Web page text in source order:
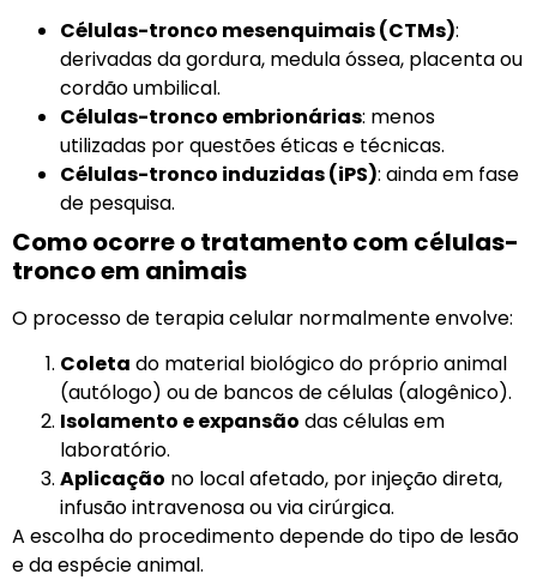
Células-tronco mesenquimais (CTMs):
derivadas da gordura, medula óssea, placenta ou
cordão umbilical.
Células-tronco embrionárias: menos
utilizadas por questões éticas e técnicas.
Células-tronco induzidas (iPS): ainda em fase
de pesquisa.
Como ocorre o tratamento com células-
tronco em animais
O processo de terapia celular normalmente envolve:
Coleta do material biológico do próprio animal
(autólogo) ou de bancos de células (alogênico).
Isolamento e expansão das células em
laboratório.
Aplicação no local afetado, por injeção direta,
infusão intravenosa ou via cirúrgica.
A escolha do procedimento depende do tipo de lesão
e da espécie animal.